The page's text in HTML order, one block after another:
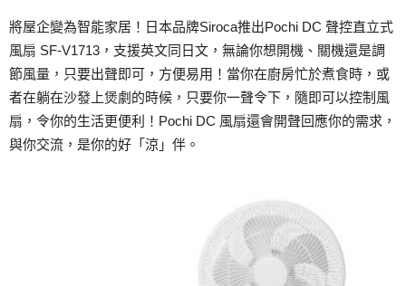
將屋企變為智能家居！日本品牌Siroca推出Pochi DC 聲控直立式
風扇 SF-V1713，支援英文同日文，無論你想開機、關機還是調
節風量，只要出聲即可，方便易用！當你在廚房忙於煮食時，或
者在躺在沙發上煲劇的時候，只要你一聲令下，隨即可以控制風
扇，令你的生活更便利！Pochi DC 風扇還會開聲回應你的需求，
與你交流，是你的好「涼」伴。